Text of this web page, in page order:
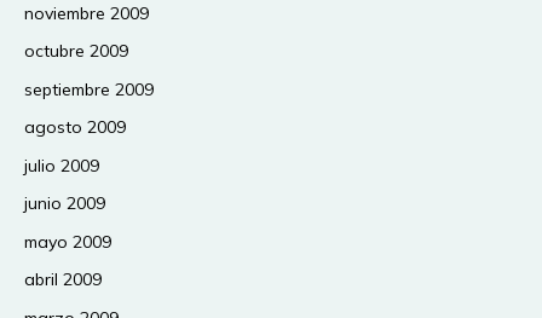
noviembre 2009
octubre 2009
septiembre 2009
agosto 2009
julio 2009
junio 2009
mayo 2009
abril 2009